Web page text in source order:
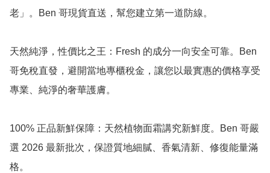
老」。Ben 哥現貨直送，幫您建立第一道防線。
天然純淨，性價比之王：Fresh 的成分一向安全可靠。Ben
哥免稅直發，避開當地專櫃稅金，讓您以最實惠的價格享受
專業、純淨的奢華護膚。
100% 正品新鮮保障：天然植物面霜講究新鮮度。Ben 哥嚴
選 2026 最新批次，保證質地細膩、香氣清新、修復能量滿
格。